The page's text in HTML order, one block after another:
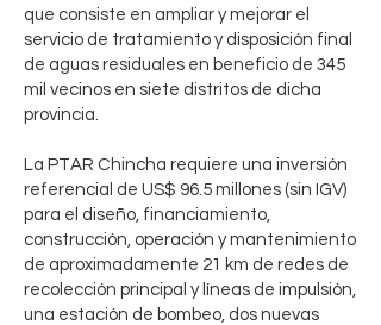
que consiste en ampliar y mejorar el
servicio de tratamiento y disposición final
de aguas residuales en beneficio de 345
mil vecinos en siete distritos de dicha
provincia.
La PTAR Chincha requiere una inversión
referencial de US$ 96.5 millones (sin IGV)
para el diseño, financiamiento,
construcción, operación y mantenimiento
de aproximadamente 21 km de redes de
recolección principal y líneas de impulsión,
una estación de bombeo, dos nuevas